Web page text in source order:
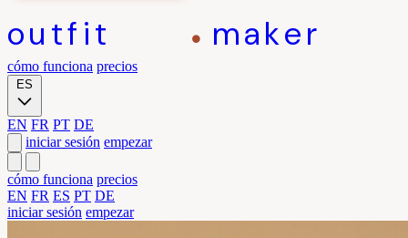
outfit maker
cómo funciona precios
ES
EN FR PT DE
iniciar sesión empezar
cómo funciona precios
EN FR ES PT DE
iniciar sesión empezar